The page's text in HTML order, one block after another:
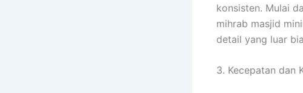
konsisten. Mulai
mihrab masjid
detail yang luar
3. Kecepatan dan